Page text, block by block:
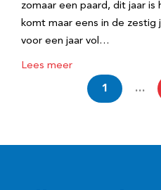
zomaar een paard, dit jaar is
komt maar eens in de zestig
voor een jaar vol…
Lees meer
1 …